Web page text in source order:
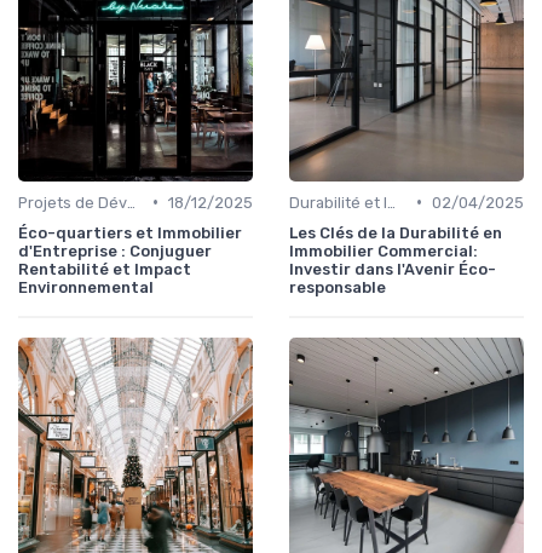
• 18/12/2025
Éco-quartiers et Immobilier
d'Entreprise : Conjuguer
Rentabilité et Impact
Environnemental
• 02/04/2025
Les Clés de la Durabilité en
Immobilier Commercial:
Investir dans l'Avenir Éco-
responsable